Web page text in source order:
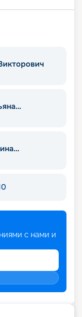
с нами и